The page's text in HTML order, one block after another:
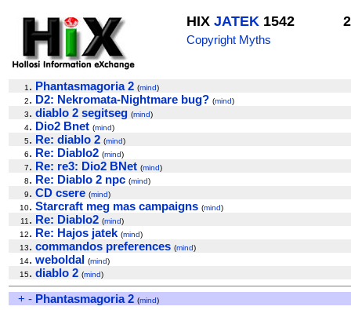
HIX JATEK 1542
Copyright Myths
1 . Phantasmagoria 2 (mind)
2. D2: Nekromata-Nightmare bug? (mind)
3. diablo 2 segitseg (mind)
4. Dio2 Bnet (mind)
5. Re: diablo 2 (mind)
6. Re: Diablo2 (mind)
7. Re: re3: Dio2 BNet (mind)
8. Re: Diablo 2 npc (mind)
9. CD csere (mind)
10. Starcraft meg mas campaigns (mind)
11 . Re: Diablo2 (mind)
12. Re: Hajos jatek (mind)
13. commandos preferences (mind)
14. weboldal (mind)
15. diablo 2 (mind)
+ - Phantasmagoria 2 (mind)